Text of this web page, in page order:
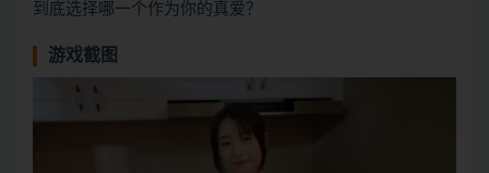
到底选择哪一个作为你的真爱？
游戏截图